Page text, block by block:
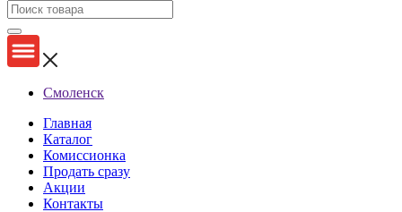
Смоленск
Главная
Каталог
Комиссионка
Продать сразу
Акции
Контакты